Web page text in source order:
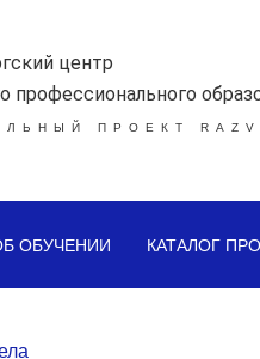
центр
профессионального
ПРОЕКТ
ОБУЧЕНИИ КАТАЛОГ